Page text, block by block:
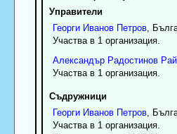
Управители
Георги Иванов Петров,
Участва в 1 организация.
Александър Радостинов
Участва в 1 организация.
Съдружници
Георги Иванов Петров,
Участва в 1 организация.